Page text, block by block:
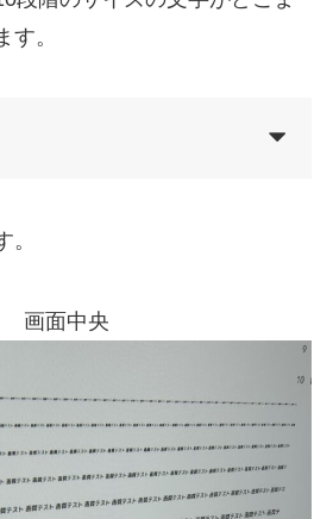
す。
画面中央